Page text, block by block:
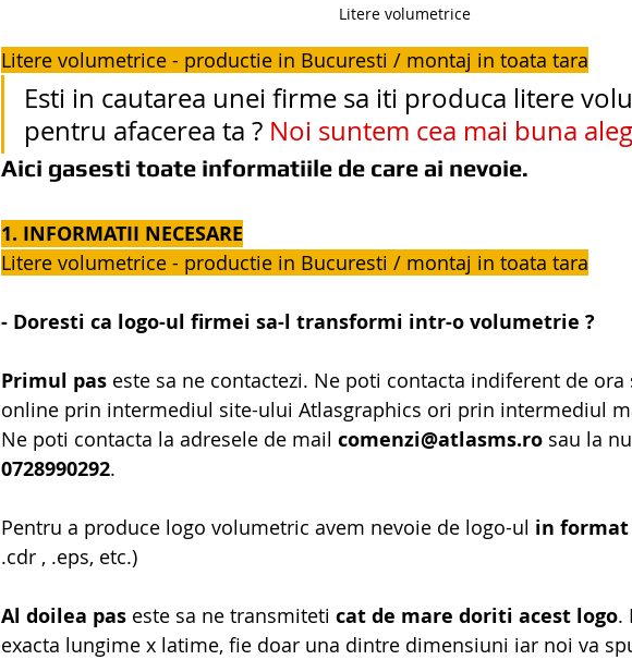
Litere volumetrice
Litere volumetrice - productie in Bucuresti / montaj in toata tara
Esti in cautarea unei firme sa iti produca litere
pentru afacerea ta ? Noi suntem cea mai buna
Aici gasesti toate informatiile de care ai nevoie.
1. INFORMATII NECESARE
Litere volumetrice - productie in Bucuresti / montaj in toata tara
- Doresti ca logo-ul firmei sa-l transformi intr-o volumetrie ?
Primul pas este sa ne contactezi. Ne poti contacta indiferent de ora
online prin intermediul site-ului Atlasgraphics ori prin intermediul
Ne poti contacta la adresele de mail comenzi@atlasms.ro sau la
0728990292.
Pentru a produce logo volumetric avem nevoie de logo-ul in
.cdr , .eps, etc.)
Al doilea pas este sa ne transmiteti cat de mare doriti acest logo.
exacta lungime x latime, fie doar una dintre dimensiuni iar noi va